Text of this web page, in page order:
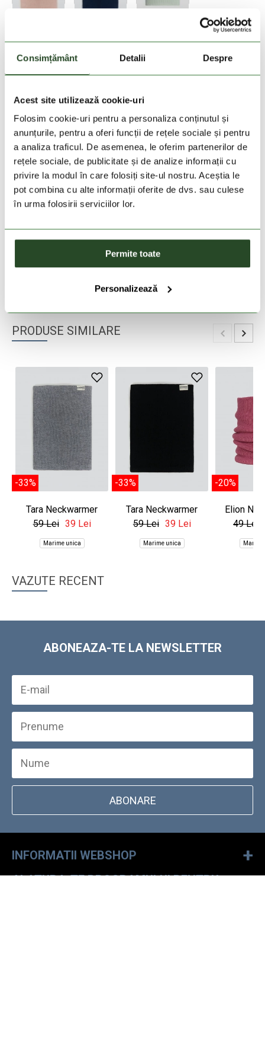
Consimțământ Detalii Despre
Acest site utilizează cookie-uri
Folosim cookie-uri pentru a personaliza conținutul și
anunțurile, pentru a oferi funcții de rețele sociale și pentru
a analiza traficul. De asemenea, le oferim partenerilor de
rețele sociale, de publicitate și de analize informații cu
privire la modul în care folosiți site-ul nostru. Aceștia le
pot combina cu alte informații oferite de dvs. sau culese
în urma folosirii serviciilor lor.
Permite toate
Personalizează
DESCRIEREA PRODUSULUI
DETALII PRODUS
Adauga in cos
Vedeti stocul
30 zile retur
PRODUSE SIMILARE
-33%
Tara Neckwarmer
59 Lei 39 Lei
Marime unica
-33%
Tara Neckwarmer
59 Lei 39 Lei
Marime unica
-20%
Elion
49 Lei
VAZUTE RECENT
ABONEAZA-TE LA NEWSLETTER
ABONARE
INFORMATII WEBSHOP +
ALATURA-TE PROGRAMULUI PENTRU